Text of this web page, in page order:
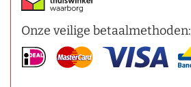
Onze veilige betaalmethoden: